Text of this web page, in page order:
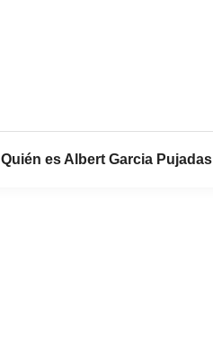
Quién es Albert Garcia Pujadas